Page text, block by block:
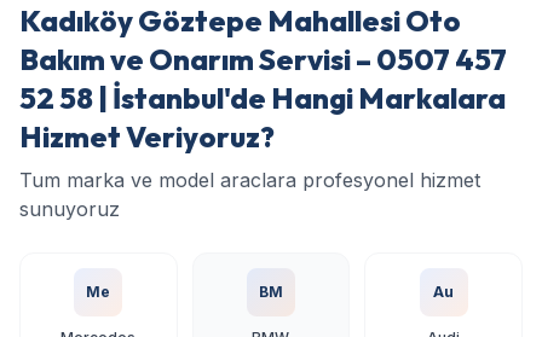
Kadıköy Göztepe Mahallesi Oto
Bakım ve Onarım Servisi – 0507 457
52 58 | İstanbul'de Hangi Markalara
Hizmet Veriyoruz?
Tum marka ve model araclara profesyonel hizmet
sunuyoruz
Me BM Au